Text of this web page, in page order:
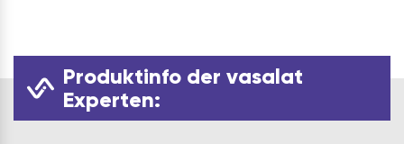
Produktinfo der vasalat
Experten: